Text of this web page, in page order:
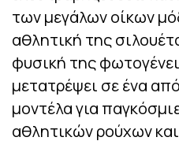
των μεγάλων οίκων
αθλητική της
φυσική της
μετατρέψει σε ένα
μοντέλα για
αθλητικών ρούχων